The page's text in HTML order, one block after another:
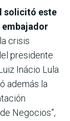
solicitó este
embajador
crisis
presidente
Inácio Lula
además la
Negocios”,